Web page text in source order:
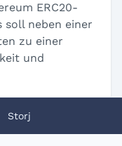
ERC20-
soll neben einer
zu einer
und
Storj